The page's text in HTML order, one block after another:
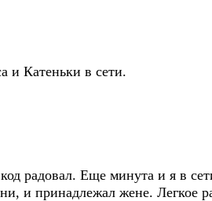
и Катеньки в сети.
радовал. Еще минута и я в
и принадлежал жене. Легкое